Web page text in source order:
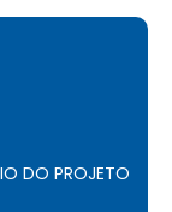
DO PROJETO